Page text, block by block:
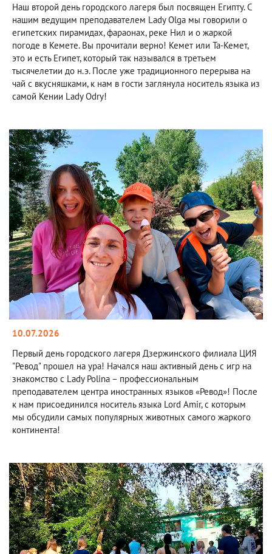
Наш второй день городского лагеря был посвящен Египту. С
нашим ведущим преподавателем Lady Olga мы говорили о
египетских пирамидах, фараонах, реке Нил и о жаркой
погоде в Кемете. Вы прочитали верно! Кемет или Та-Кемет,
это и есть Египет, который так назывался в третьем
тысячелетии до н.э. После уже традиционного перерыва на
чай с вкусняшками, к нам в гости заглянула носитель языка из
самой Кении Lady Odry!
10.07.2026
Первый день городского лагеря Дзержинского филиала ЦИЯ
"Ревод" прошел на ура! Начался наш активный день с игр на
знакомство с Lady Polina – профессиональным
преподавателем центра иностранных языков «Ревод»! После
к нам присоединился носитель языка Lord Amir, с которым
мы обсудили самых популярных животных самого жаркого
континента!